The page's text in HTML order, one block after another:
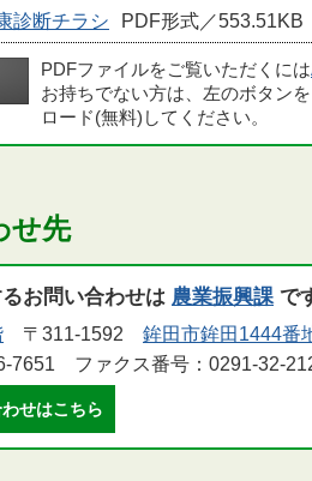
診断チラシ PDF形式／553.51KB
PDFファイルをご覧いただくには
お持ちでない方は、左のボタン
ロード(無料)してください。
せ先
お問い合わせは 農業振興課 で
〒311-1592 鉾田市鉾田1444番
7651 ファクス番号：0291-32-
せはこちら